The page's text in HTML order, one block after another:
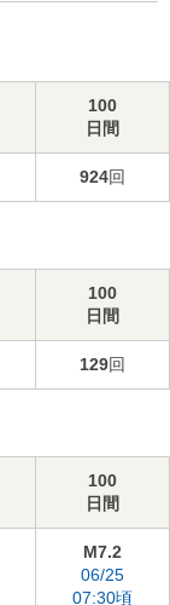
100
日間
924回
100
日間
129回
100
日間
M7.2
06/25
07:30頃